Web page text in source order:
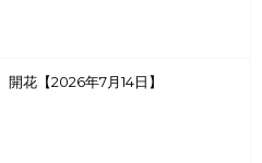
花【2026年7月14日】